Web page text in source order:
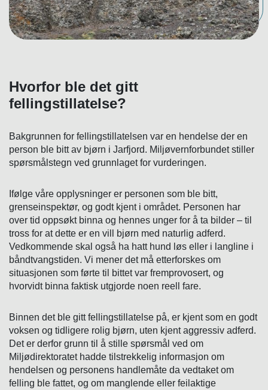
Hvorfor ble det gitt
fellingstillatelse?
Bakgrunnen for fellingstillatelsen var en hendelse der en
person ble bitt av bjørn i Jarfjord. Miljøvernforbundet stiller
spørsmålstegn ved grunnlaget for vurderingen.
Ifølge våre opplysninger er personen som ble bitt,
grenseinspektør, og godt kjent i området. Personen har
over tid oppsøkt binna og hennes unger for å ta bilder – til
tross for at dette er en vill bjørn med naturlig adferd.
Vedkommende skal også ha hatt hund løs eller i langline i
båndtvangstiden. Vi mener det må etterforskes om
situasjonen som førte til bittet var fremprovosert, og
hvorvidt binna faktisk utgjorde noen reell fare.
Binnen det ble gitt fellingstillatelse på, er kjent som en godt
voksen og tidligere rolig bjørn, uten kjent aggressiv adferd.
Det er derfor grunn til å stille spørsmål ved om
Miljødirektoratet hadde tilstrekkelig informasjon om
hendelsen og personens handlemåte da vedtaket om
felling ble fattet, og om manglende eller feilaktige